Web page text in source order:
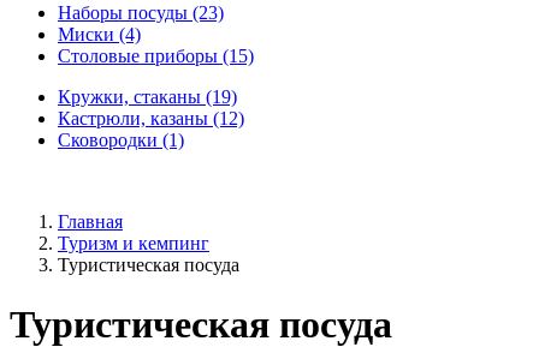
Наборы посуды (23)
Миски (4)
Столовые приборы (15)
Кружки, стаканы (19)
Кастрюли, казаны (12)
Сковородки (1)
Главная
Туризм и кемпинг
Туристическая посуда
Туристическая посуда